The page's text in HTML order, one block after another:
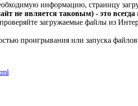
информацию, страницу
не является таковым) - это
загружаемые файлы из
проигрывания или запуска